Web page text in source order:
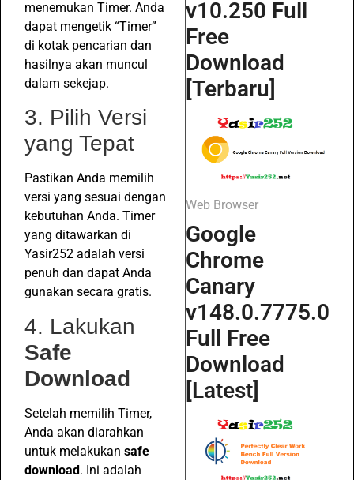
menemukan Timer. Anda
dapat mengetik “Timer”
di kotak pencarian dan
hasilnya akan muncul
dalam sekejap.
3. Pilih Versi
yang Tepat
Pastikan Anda memilih
versi yang sesuai dengan
kebutuhan Anda. Timer
yang ditawarkan di
Yasir252 adalah versi
penuh dan dapat Anda
gunakan secara gratis.
4. Lakukan
Safe
Download
Setelah memilih Timer,
Anda akan diarahkan
untuk melakukan safe
download. Ini adalah
v10.250 Full
Free
Download
[Terbaru]
Web Browser
Google
Chrome
Canary
v148.0.7775.0
Full Free
Download
[Latest]